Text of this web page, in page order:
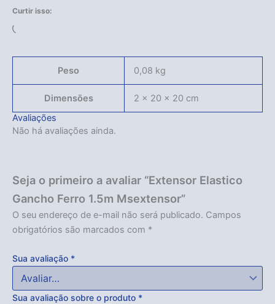
Curtir isso:
Peso 0,08 kg
Dimensões
2 × 20 × 20 cm
Avaliações
Não há avaliações ainda.
Seja o primeiro a avaliar “Extensor Elastico
Gancho Ferro 1.5m Msextensor”
O seu endereço de e-mail não será publicado. Campos
obrigatórios são marcados com *
Sua avaliação *
Sua avaliação sobre o produto *